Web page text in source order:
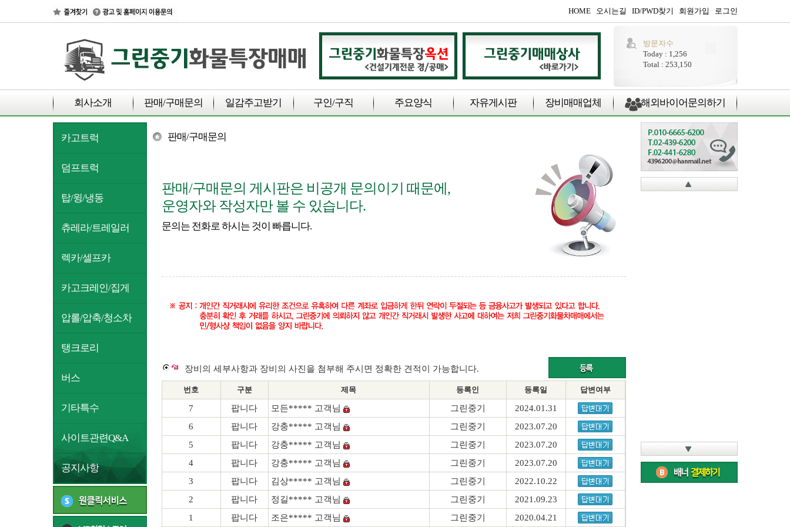
HOME 오시는길 ID/PWD찾기 회원가입 로그인
방문자수
Today : 1,256
Total : 253,150
회사소개 판매/구매문의 일감주고받기 구인/구직 주요양식 자유게시판 장비매매업체 해외바이어문의하기
카고트럭
덤프트럭
탑/윙/냉동
츄레라/트레일러
렉카/셀프카
카고크레인/집게
압롤/압축/청소차
탱크로리
버스
기타특수
사이트관련Q&A
공지사항
판매/구매문의
판매/구매문의 게시판은 비공개 문의이기 때문에,
운영자와 작성자만 볼 수 있습니다.
문의는 전화로 하시는 것이 빠릅니다.
장비의 세부사항과 장비의 사진을 첨부해 주시면 정확한 견적이 가능합니다.
번호 구분 제목 등록인 등록일 답변여부
7 팝니다 모든***** 고객님 그린중기
2024.01.31
6
팝니다 강충***** 고객님 그린중기
2023.07.20
5
팝니다 강충***** 고객님 그린중기
2023.07.20
4
팝니다 강충***** 고객님 그린중기
2023.07.20
3
팝니다 김상***** 고객님 그린중기
2022.10.22
2
팝니다 정길***** 고객님 그린중기
2021.09.23
1
팝니다 조은***** 고객님 그린중기 2020.04.21